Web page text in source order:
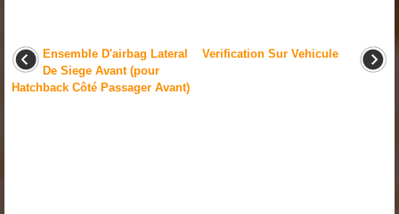
Ensemble D'airbag Lateral
De Siege Avant (pour
Hatchback Côté Passager Avant)
Verification Sur Vehicule